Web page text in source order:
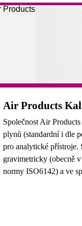
Air Products
Společnost Air
plynů (standardní i dle
pro analytické přístroje.
gravimetricky (obecně
normy ISO6142) a ve